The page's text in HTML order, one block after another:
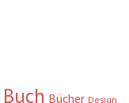
Buch Bücher Design